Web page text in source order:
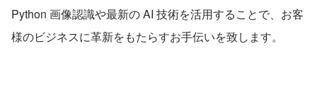
Python 画像認識や最新の AI 技術を活用することで、お客
様のビジネスに革新をもたらすお手伝いを致します。